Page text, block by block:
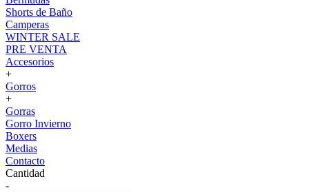
Shorts de Baño
Camperas
WINTER SALE
PRE VENTA
Accesorios
+
Gorros
+
Gorras
Gorro Invierno
Boxers
Medias
Contacto
Cantidad
-